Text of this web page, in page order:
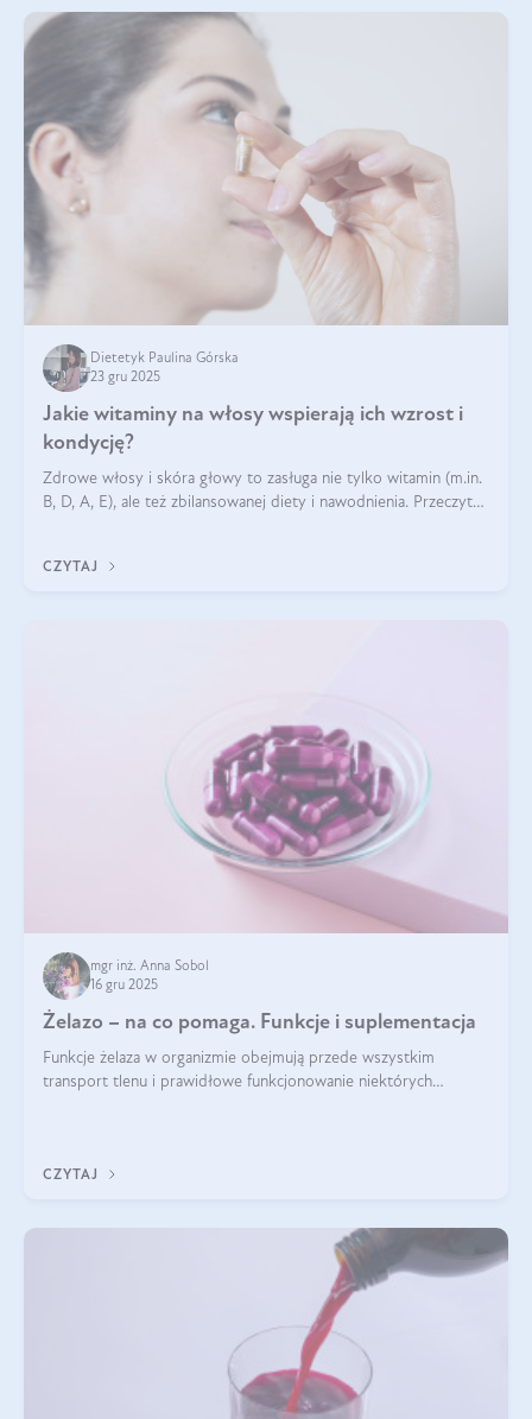
Dietetyk Paulina Górska
23 gru 2025
Jakie witaminy na włosy wspierają ich wzrost i
kondycję?
Zdrowe włosy i skóra głowy to zasługa nie tylko witamin (m.in.
B, D, A, E), ale też zbilansowanej diety i nawodnienia. Przeczytaj
CZYTAJ
mgr inż. Anna Sobol
16 gru 2025
Żelazo – na co pomaga. Funkcje i suplementacja
Funkcje żelaza w organizmie obejmują przede wszystkim
transport tlenu i prawidłowe funkcjonowanie niektórych
CZYTAJ